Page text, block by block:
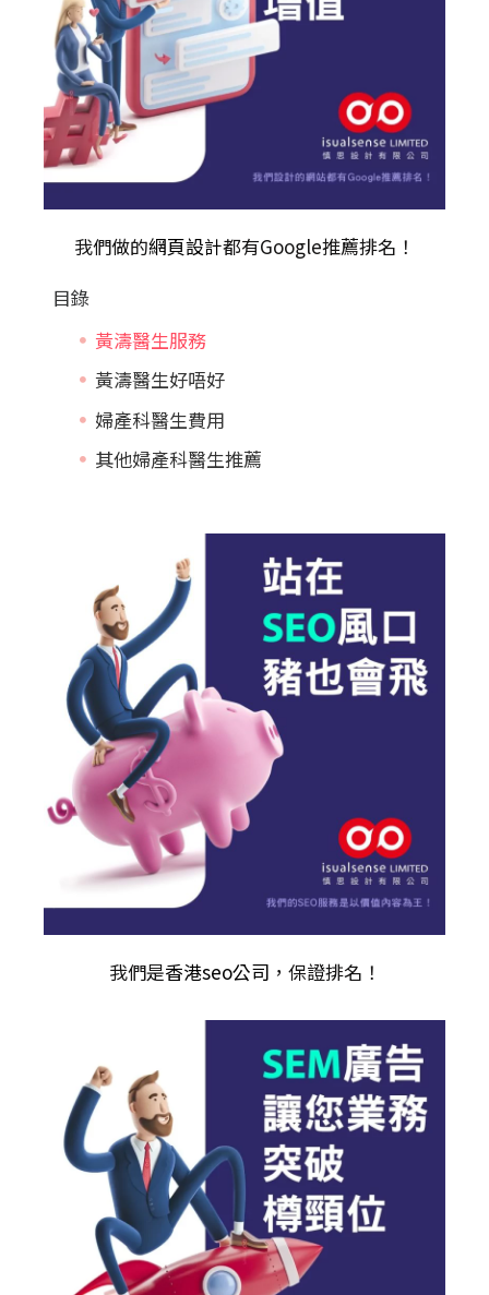
我們做的網頁設計都有Google推薦排名！
目錄
黃濤醫生服務
黃濤醫生好唔好
婦產科醫生費用
其他婦產科醫生推薦
我們是香港seo公司 ，保證排名！